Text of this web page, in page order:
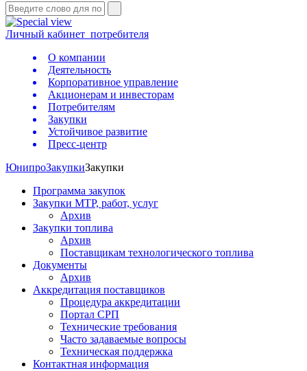
Личный кабинет потребителя
О компании
Деятельность
Корпоративное управление
Акционерам и инвесторам
Потребителям
Закупки
Устойчивое развитие
Пресс-центр
ЮнипроЗакупкиЗакупки
Программа закупок
Закупки МТР, работ, услуг
Архив
Закупки топлива
Архив
Поставщикам технологического топлива
Документы
Архив
Аккредитация поставщиков
Процедура аккредитации
Портал СРП
Технические требования
Часто задаваемые вопросы
Техническая поддержка
Контактная информация